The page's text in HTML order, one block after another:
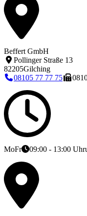
Beffert GmbH
Pollinger Straße 13
82205Gilching
08105 77 77 75
MoFr 09:00 - 13:00 Uhr